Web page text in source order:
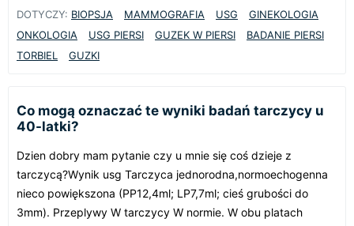
DOTYCZY: BIOPSJA MAMMOGRAFIA USG
GINEKOLOGIA
ONKOLOGIA
USG PIERSI GUZEK W PIERSI
BADANIE PIERSI
TORBIEL
GUZKI
Co mogą oznaczać te wyniki badań tarczycy u
40-latki?
Dzien dobry mam pytanie czy u mnie się coś dzieje z
tarczycą?Wynik usg Tarczyca jednorodna,normoechogenna
nieco powiększona (PP12,4ml; LP7,7ml; cieś grubości do
3mm). Przeplywy W tarczycy W normie. W obu platach